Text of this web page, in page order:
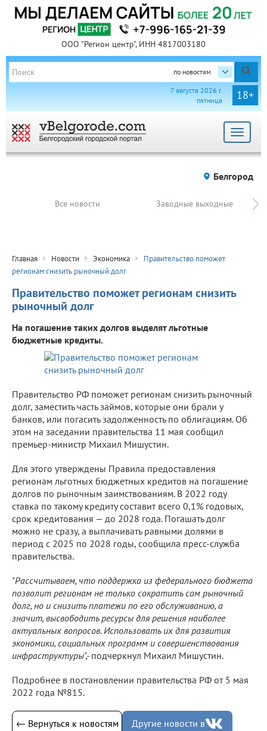
ООО "Регион центр", ИНН 4817003180
по новостям
18+
7 августа 2026 г.
пятница
Toggle
Белгород
Все новости Заводные выходные
Главная Новости Экономика
Правительство поможет
регионам снизить рыночный долг
Правительство поможет регионам снизить
рыночный долг
На погашение таких долгов выделят льготные
бюджетные кредиты.
Правительство РФ поможет регионам снизить рыночный
долг, заместить часть займов, которые они брали у
банков, или погасить задолженность по облигациям. Об
этом на заседании правительства 11 мая сообщил
премьер-министр Михаил Мишустин.
Для этого утверждены Правила предоставления
регионам льготных бюджетных кредитов на погашение
долгов по рыночным заимствованиям. В 2022 году
ставка по такому кредиту составит всего 0,1% годовых,
срок кредитования — до 2028 года. Погашать долг
можно не сразу, а выплачивать равными долями в
период с 2025 по 2028 годы, сообщила пресс-служба
правительства.
"Рассчитываем, что поддержка из федерального бюджета
позволит регионам не только сократить сам рыночный
долг, но и снизить платежи по его обслуживанию, а
значит, высвободить ресурсы для решения наиболее
актуальных вопросов. Использовать их для развития
экономики, социальных программ и совершенствования
инфраструктуры",- подчеркнул Михаил Мишустин.
Подробнее в постановлении правительства РФ от 5 мая
2022 года №815.
← Вернуться к новостям Другие новости в